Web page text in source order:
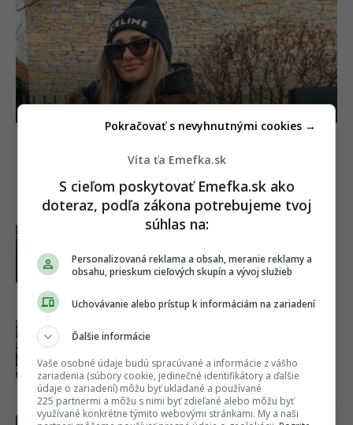
Z cudzích domov si robí fotokútik, majitelia
penia a hrozia súdom
05.08.2026
Horúca kauza Mariána Gáboríka je v
spôsobom vyjadrila aj jeho manželka
Ivana
Včera 15:14
videu s Gáboríkom čelí brutálnym
vyhrážkam a útokom
Včera 09:57
Víta ťa Emefka.sk
S cieľom poskytovať Emefka.sk ako
doteraz, podľa zákona potrebujeme tvoj
súhlas na:
Personalizovaná reklama a obsah, meranie reklamy a
obsahu, prieskum cieľových skupín a vývoj služieb
Uchovávanie alebo prístup k informáciám na zariadení
Ďalšie informácie
Vaše osobné údaje budú spracúvané a informácie z vášho
zariadenia (súbory cookie, jedinečné identifikátory a ďalšie
údaje o zariadení) môžu byť ukladané a používané
225 partnermi a môžu s nimi byť zdieľané alebo môžu byť
využívané konkrétne týmito webovými stránkami. My a naši
Pokračovať s nevyhnutnými cookies →